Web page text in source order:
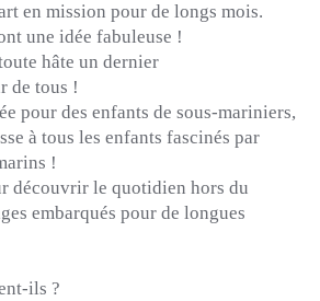
en mission pour de longs mois.
une idée fabuleuse !
hâte un dernier
de tous !
pour des enfants de sous-mariniers,
à tous les enfants fascinés par
!
découvrir le quotidien hors du
embarqués pour de longues
ils ?